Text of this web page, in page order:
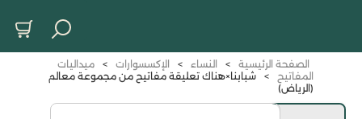
الصفحة الرئيسية > النساء > الإكسسوارات >
ميداليات
المفاتيح
>
شبابنا×هناك تعليقة مفاتيح من مجموعة معالم
(الرياض)